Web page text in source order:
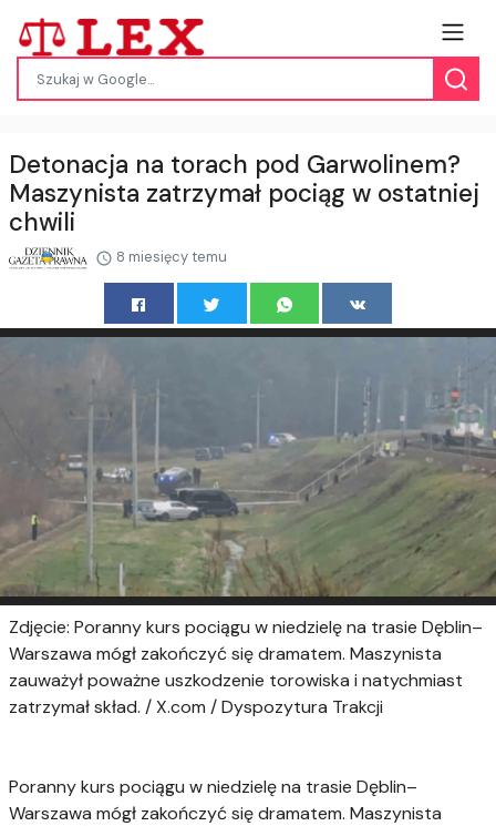
Detonacja na torach pod Garwolinem?
Maszynista zatrzymał pociąg w ostatniej
chwili
8 miesięcy temu
Zdjęcie: Poranny kurs pociągu w niedzielę na trasie Dęblin–
Warszawa mógł zakończyć się dramatem. Maszynista
zauważył poważne uszkodzenie torowiska i natychmiast
zatrzymał skład. / X.com / Dyspozytura Trakcji
Poranny kurs pociągu w niedzielę na trasie Dęblin–
Warszawa mógł zakończyć się dramatem. Maszynista